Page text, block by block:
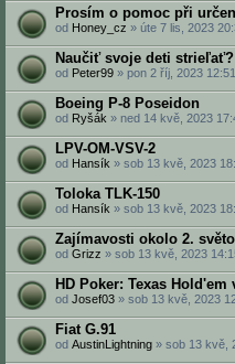
Prosím o pomoc při
od Honey_cz » úte 7 lis, 2023
Naučiť svoje deti strieľať?
od Peter99 » pon 2 říj, 2023
Boeing P-8 Poseidon
od Ryšák » ned 14 kvě, 2023
LPV-OM-VSV-2
od Hansík » sob 13 kvě, 2023
Toloka TLK-150
od Hansík » sob 13 kvě, 2023
Zajímavosti okolo 2.
od Grizz » sob 13 kvě, 2023
HD Poker: Texas Hold'em
od Josef03 » sob 13 kvě, 2023
Fiat G.91
od AustinLightning » sob 13 kvě,